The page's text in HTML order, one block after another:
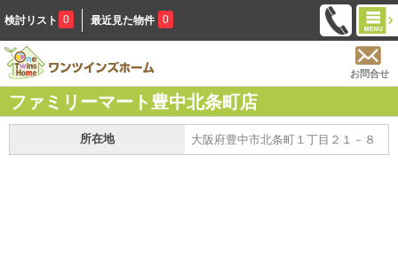
検討リスト 0 最近見た物件 0
お問合せ
ファミリーマート豊中北条町店
所在地 大阪府豊中市北条町１丁目２１－８